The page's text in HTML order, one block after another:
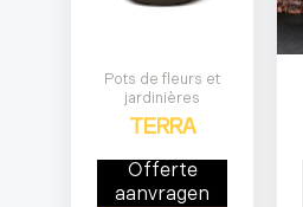
Pots de fleurs et
jardinières
TERRA
Offerte
aanvragen